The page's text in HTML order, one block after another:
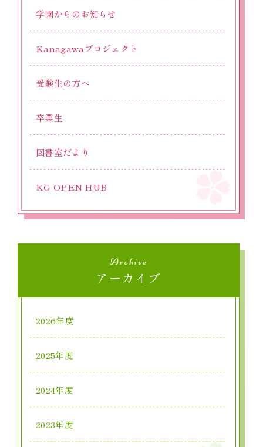
学園からのお知らせ
Kanagawaプロジェクト
受験生の方へ
卒業生
図書室だより
KG OPEN HUB
Archive
アーカイブ
2026年度
2025年度
2024年度
2023年度